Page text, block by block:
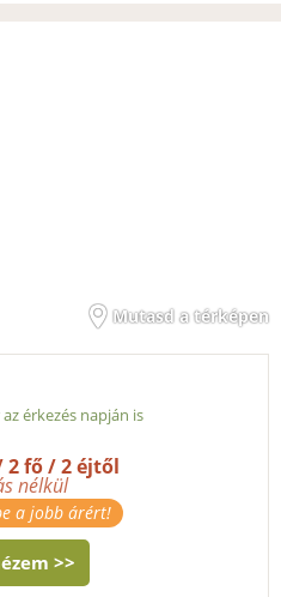
Mutasd a térképen
érkezés napján is
2 fő / 2 éjtől
nélkül
a jobb árért!
>>